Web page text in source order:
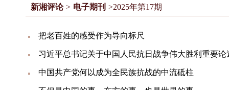
新湘评论 > 电子期刊 >2025年第17期
把老百姓的感受作为导向标尺
习近平总书记关于中国人民抗日战争伟大胜利重要论
中国共产党何以成为全民族抗战的中流砥柱